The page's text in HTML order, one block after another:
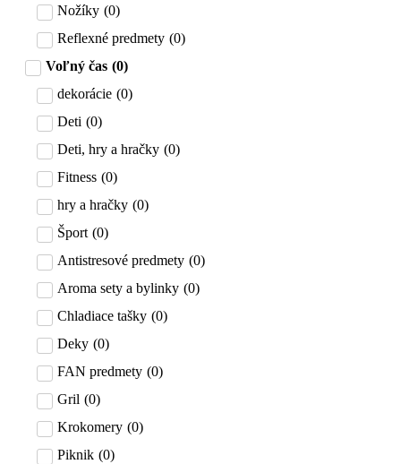
Nožíky (0)
Reflexné predmety (0)
Voľný čas (0)
dekorácie (0)
Deti (0)
Deti, hry a hračky (0)
Fitness (0)
hry a hračky (0)
Šport (0)
Antistresové predmety (0)
Aroma sety a bylinky (0)
Chladiace tašky (0)
Deky (0)
FAN predmety (0)
Gril (0)
Krokomery (0)
Piknik (0)